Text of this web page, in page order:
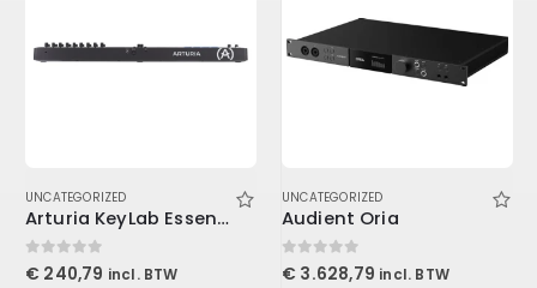
UNCATEGORIZED
Arturia KeyLab Essential 3 49 Black
0out of 5
€ 240,79 incl. BTW
UNCATEGORIZED
Audient Oria
0out of 5
€ 3.628,79 incl. BTW